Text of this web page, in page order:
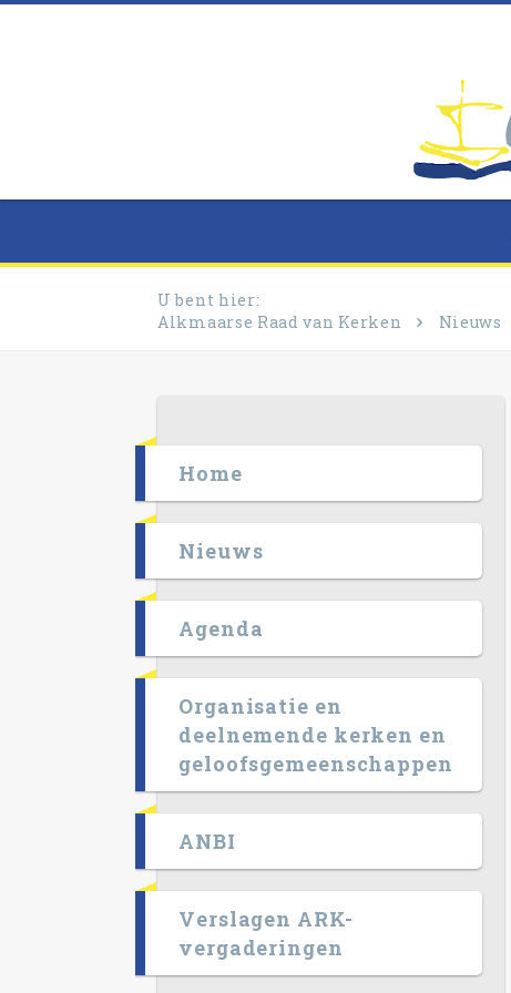
U bent hier:
Alkmaarse Raad van Kerken
Nieuws
Home
Nieuws
Agenda
Organisatie en
deelnemende kerken en
geloofsgemeenschappen
ANBI
Verslagen ARK-
vergaderingen